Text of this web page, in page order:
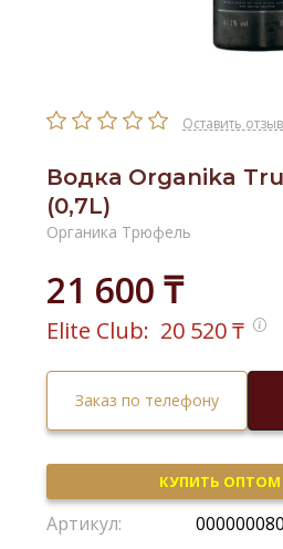
Оставить отзыв
Водка Organika
(0,7L)
Органика Трюфель
21 600 ₸
Elite Club: 20 520₸
Заказ по телефону
КУПИТЬ ОПТОМ
Артикул: